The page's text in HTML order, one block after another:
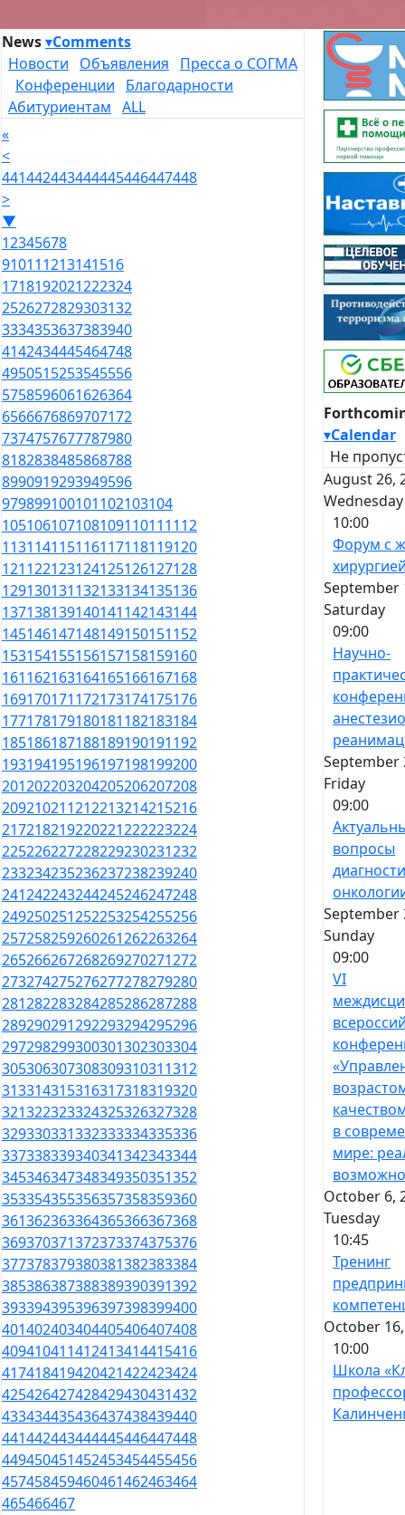
News▾Comments
Новости
Объявления
Пресса о СОГМА
Конференции
Благодарности
Абитуриентам ALL
«
<
441442443444445446447448
>
▼
12345678
910111213141516
1718192021222324
2526272829303132
3334353637383940
4142434445464748
4950515253545556
5758596061626364
6566676869707172
7374757677787980
8182838485868788
8990919293949596
979899100101102103104
105106107108109110111112
113114115116117118119120
121122123124125126127128
129130131132133134135136
137138139140141142143144
145146147148149150151152
153154155156157158159160
161162163164165166167168
169170171172173174175176
177178179180181182183184
185186187188189190191192
193194195196197198199200
201202203204205206207208
209210211212213214215216
217218219220221222223224
225226227228229230231232
233234235236237238239240
241242243244245246247248
249250251252253254255256
257258259260261262263264
265266267268269270271272
273274275276277278279280
281282283284285286287288
289290291292293294295296
297298299300301302303304
305306307308309310311312
313314315316317318319320
321322323324325326327328
329330331332333334335336
337338339340341342343344
345346347348349350351352
353354355356357358359360
361362363364365366367368
369370371372373374375376
377378379380381382383384
385386387388389390391392
393394395396397398399400
401402403404405406407408
409410411412413414415416
417418419420421422423424
425426427428429430431432
433434435436437438439440
441442443444445446447448
449450451452453454455456
457458459460461462463464
465466467
▾Calendar
Не
August 26,
Wednesday
10:00
Форум с
September
Saturday
09:00
Научно-
September
Friday
09:00
вопросы
September
Sunday
09:00
VI
в
мире:
October 6,
Tuesday
10:45
Тренинг
October
10:00
Школа